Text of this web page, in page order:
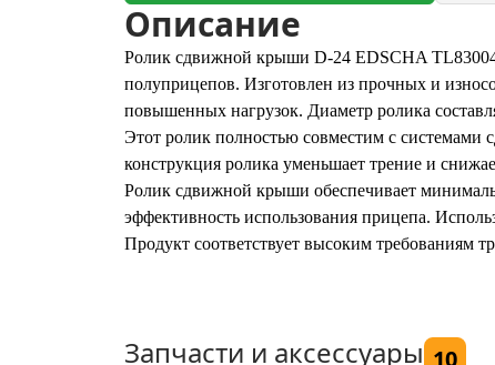
Описание
Ролик сдвижной крыши D-24 EDSCHA
полуприцепов. Изготовлен из прочных и
повышенных нагрузок. Диаметр ролика
Этот ролик полностью совместим с
конструкция ролика уменьшает трение и
Ролик сдвижной крыши обеспечивает
эффективность использования прицепа.
Продукт соответствует высоким требованиям
Запчасти и аксессуары 10